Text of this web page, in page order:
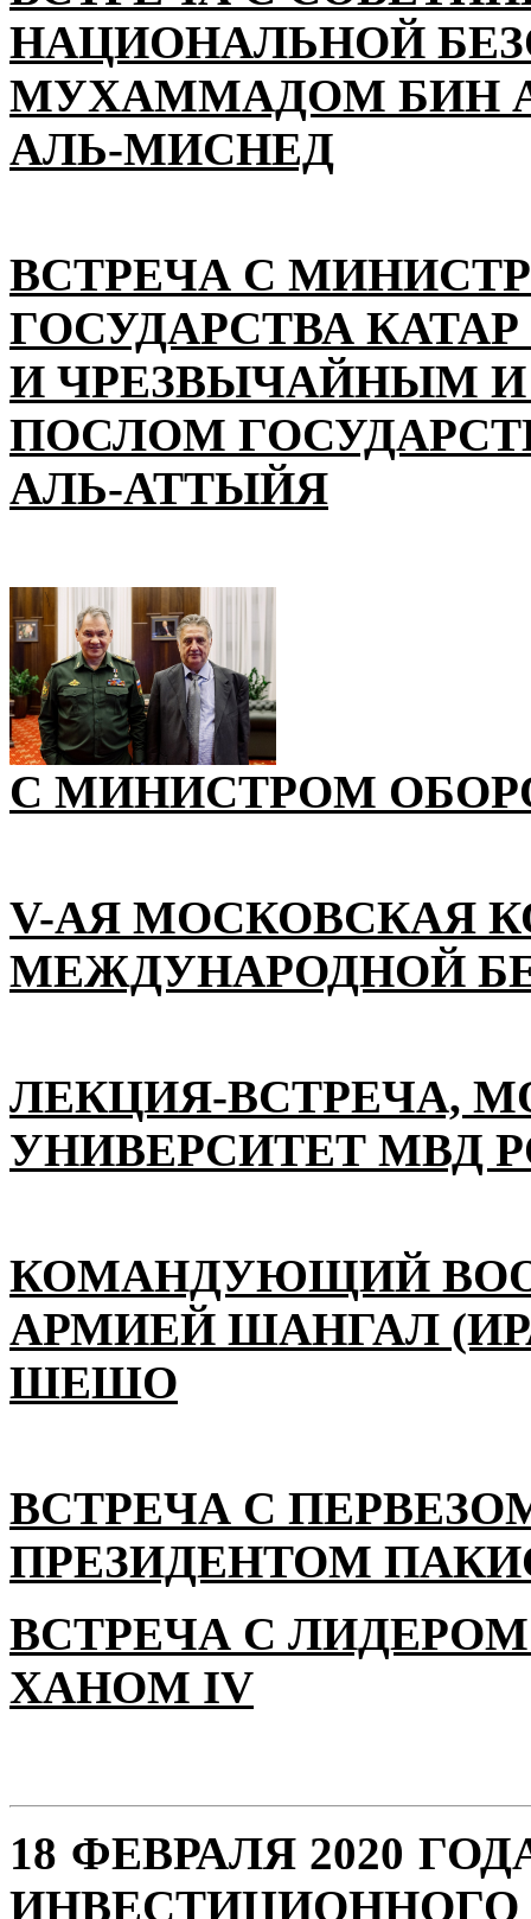
НАЦИОНАЛЬНОЙ
МУХАММАДОМ БИН
АЛЬ-МИСНЕД
ВСТРЕЧА С
ГОСУДАРСТВА
И ЧРЕЗВЫЧАЙНЫМ
ПОСЛОМ
АЛЬ-АТТЫЙЯ
С МИНИСТРОМ
V-АЯ МОСКОВСКАЯ
МЕЖДУНАРОДНОЙ
ЛЕКЦИЯ-ВСТРЕЧА,
УНИВЕРСИТЕТ МВД
КОМАНДУЮЩИЙ
АРМИЕЙ ШАНГАЛ
ШЕШО
ВСТРЕЧА С
ПРЕЗИДЕНТОМ
ВСТРЕЧА С
ХАНОМ IV
18 ФЕВРАЛЯ 2020